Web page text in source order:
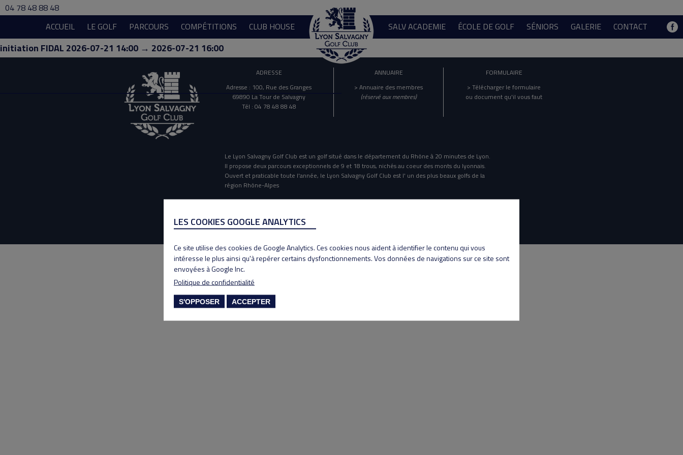
04 78 48 88 48
ACCUEIL
LE GOLF PARCOURS COMPÉTITIONS CLUB HOUSE SALV ACADEMIE ÉCOLE DE GOLF SÉNIORS GALERIE CONTACT
initiation FIDAL 2026-07-21 14:00 → 2026-07-21 16:00
ADRESSE
Adresse : 100, Rue des Granges
69890 La Tour de Salvagny
Tél : 04 78 48 88 48
ANNUAIRE
> Annuaire des membres
(réservé aux membres)
FORMULAIRE
> Télécharger le formulaire
ou document qu'il vous faut
Le Lyon Salvagny Golf Club est un golf situé dans le département du Rhône à 20 minutes de Lyon.
Il propose deux parcours exceptionnels de 9 et 18 trous, nichés au coeur des monts du lyonnais.
Ouvert et praticable toute l'année, le Lyon Salvagny Golf Club est l' un des plus beaux golfs de la
région Rhône-Alpes
Copyright 2020 Lyon Salvagny golf club
LES COOKIES GOOGLE ANALYTICS
Ce site utilise des cookies de Google Analytics. Ces cookies nous aident à identifier le contenu qui vous
intéresse le plus ainsi qu'à repérer certains dysfonctionnements. Vos données de navigations sur ce site sont
envoyées à Google Inc.
Politique de confidentialité
S'OPPOSER ACCEPTER